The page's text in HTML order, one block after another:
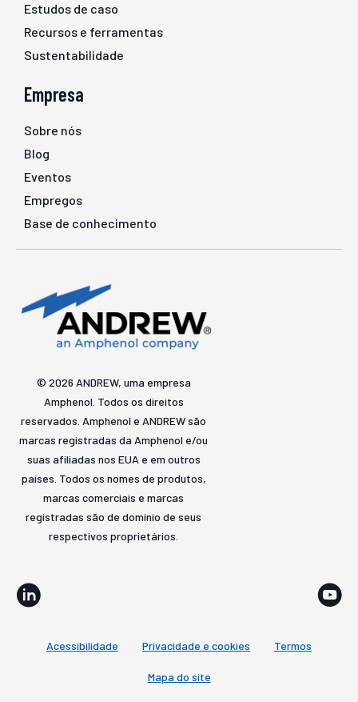
Estudos de caso
Recursos e ferramentas
Sustentabilidade
Empresa
Sobre nós
Blog
Eventos
Empregos
Base de conhecimento
© 2026 ANDREW, uma empresa
Amphenol. Todos os direitos
reservados. Amphenol e ANDREW são
marcas registradas da Amphenol e/ou
suas afiliadas nos EUA e em outros
países. Todos os nomes de produtos,
marcas comerciais e marcas
registradas são de domínio de seus
respectivos proprietários.
Acessibilidade Privacidade e cookies Termos
Mapa do site